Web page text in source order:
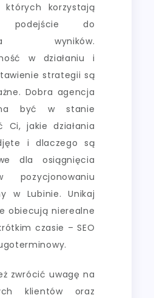
których korzystają
do
wyników.
w działaniu i
strategii są
Dobra agencja
być w stanie
Ci, jakie działania
i dlaczego są
dla osiągnięcia
pozycjonowaniu
w Lubinie. Unikaj
obiecują nierealne
czasie – SEO
zwrócić uwagę na
klientów oraz